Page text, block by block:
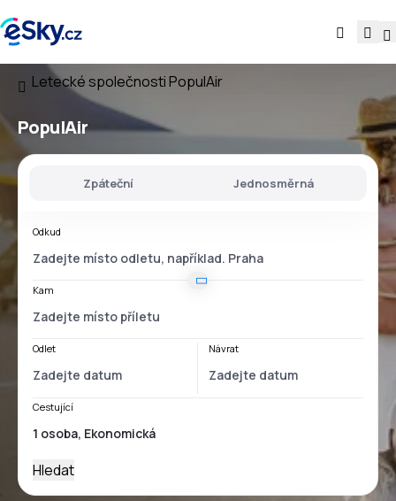
Letecké společnostiPopulAir
PopulAir
Zpáteční Jednosměrná
Odkud
Kam
Odlet Návrat
Cestující
Hledat